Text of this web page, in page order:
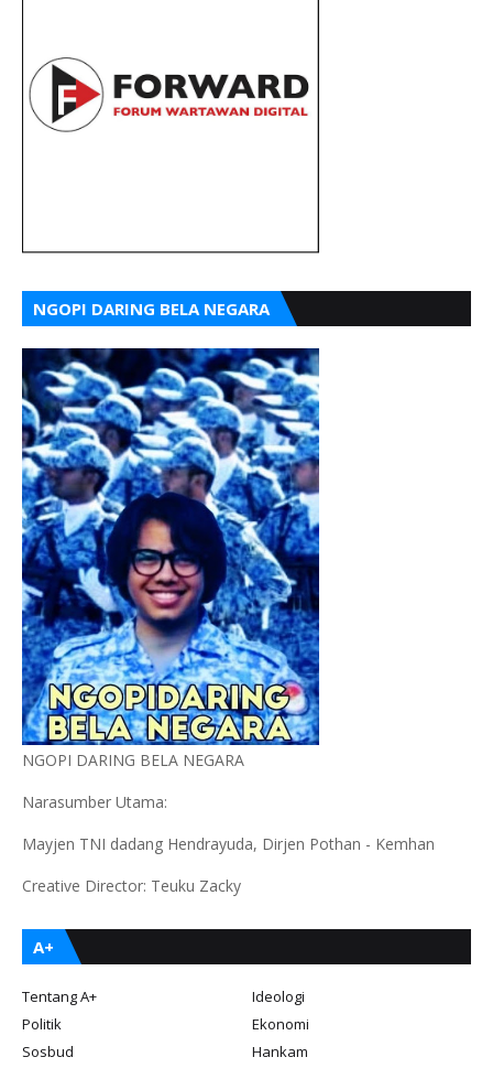
NGOPI DARING BELA NEGARA
NGOPI DARING BELA NEGARA
Narasumber Utama:
Mayjen TNI dadang Hendrayuda, Dirjen Pothan - Kemhan
Creative Director: Teuku Zacky
A+
Tentang A+
Ideologi
Politik
Ekonomi
Sosbud
Hankam